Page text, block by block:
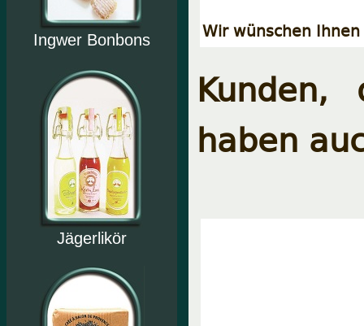
Ingwer Bonbons
Jägerlikör
Wir wünschen
haben